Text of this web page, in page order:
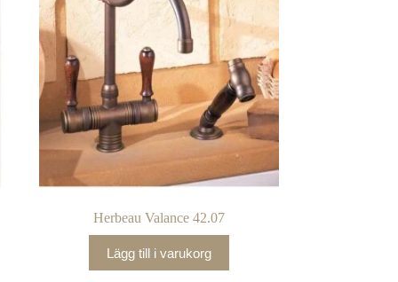
Herbeau Valance 42.07
Lägg till i varukorg